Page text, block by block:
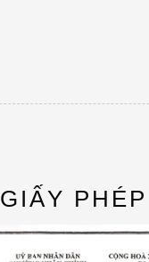
GIẤY